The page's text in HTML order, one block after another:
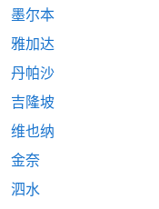
墨尔本
雅加达
丹帕沙
吉隆坡
维也纳
金奈
泗水